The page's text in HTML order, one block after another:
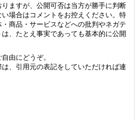
ますが、公開可否は当方が勝手に判断
場合はコメントをお控えください。特
商品・サービスなどへの批判やネガテ
、たとえ事実であっても基本的に公開
由にどうぞ。
、引用元の表記をしていただければ連